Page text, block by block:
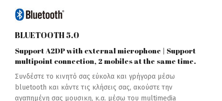
BLUETOOTH 5.0
Support A2DP with external microphone | Support
multipoint connection, 2 mobiles at the same time.
Συνδέστε το κινητό σας εύκολα και γρήγορα μέσω
bluetooth και κάντε τις κλήσεις σας, ακούστε την
αγαπημένη σας μουσικη, κ.α. μέσω του multimedia